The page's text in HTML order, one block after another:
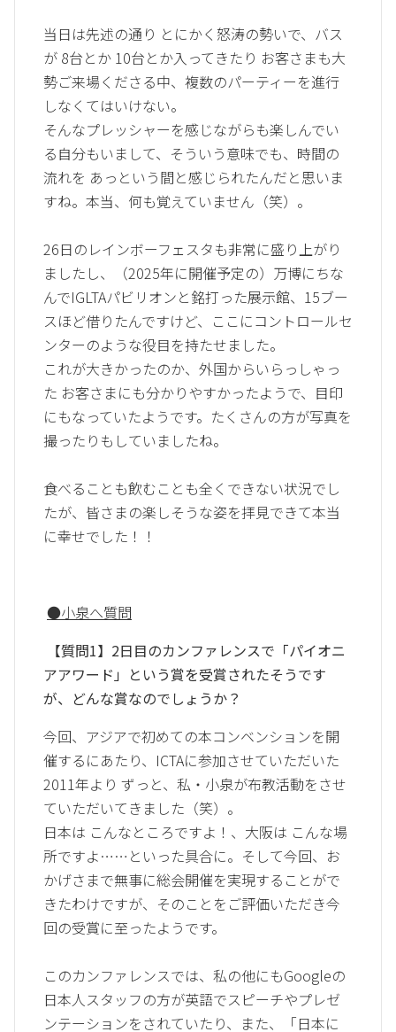
当日は先述の通り とにかく怒涛の勢いで、バス
が 8台とか 10台とか入ってきたり お客さまも大
勢ご来場くださる中、複数のパーティーを進行
しなくてはいけない。
そんなプレッシャーを感じながらも楽しんでい
る自分もいまして、そういう意味でも、時間の
流れを あっという間と感じられたんだと思いま
すね。本当、何も覚えていません（笑）。
26日のレインボーフェスタも非常に盛り上がり
ましたし、（2025年に開催予定の）万博にちな
んでIGLTAパビリオンと銘打った展示館、15ブー
スほど借りたんですけど、ここにコントロールセ
ンターのような役目を持たせました。
これが大きかったのか、外国からいらっしゃっ
た お客さまにも分かりやすかったようで、目印
にもなっていたようです。たくさんの方が写真を
撮ったりもしていましたね。
食べることも飲むことも全くできない状況でし
たが、皆さまの楽しそうな姿を拝見できて本当
に幸せでした！！
●小泉へ質問
【質問1】2日目のカンファレンスで「パイオニ
アアワード」という賞を受賞されたそうです
が、どんな賞なのでしょうか？
今回、アジアで初めての本コンベンションを開
催するにあたり、ICTAに参加させていただいた
2011年より ずっと、私・小泉が布教活動をさせ
ていただいてきました（笑）。
日本は こんなところですよ！、大阪は こんな場
所ですよ……といった具合に。そして今回、お
かげさまで無事に総会開催を実現することがで
きたわけですが、そのことをご評価いただき今
回の受賞に至ったようです。
このカンファレンスでは、私の他にもGoogleの
日本人スタッフの方が英語でスピーチやプレゼ
ンテーションをされていたり、また、「日本に